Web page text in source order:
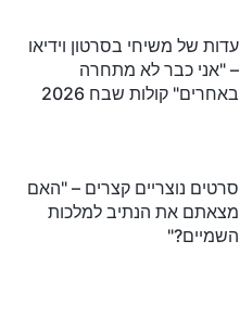
עדות של משיחי בסרטון וידיאו
– "אני כבר לא מתחרה
באחרים" קולות שבח 2026
סרטים נוצריים קצרים – "האם
מצאתם את הנתיב למלכות
השמיים?"